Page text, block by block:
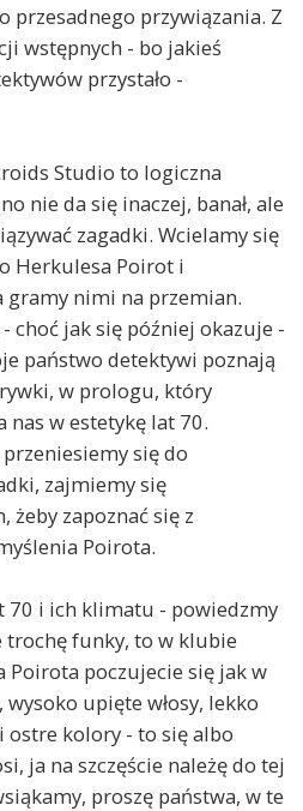
przesadnego przywiązania. Z
wstępnych - bo jakieś
przystało -
Studio to logiczna
nie da się inaczej, banał, ale
zagadki. Wcielamy się
Herkulesa Poirot i
gramy nimi na przemian.
choć jak się później okazuje -
państwo detektywi poznają
w prologu, który
nas w estetykę lat 70.
się do
zajmiemy się
zapoznać się z
Poirota.
70 i ich klimatu - powiedzmy
trochę funky, to w klubie
Poirota poczujecie się jak w
upięte włosy, lekko
ostre kolory - to się albo
ja na szczęście należę do tej
proszę państwa, w te